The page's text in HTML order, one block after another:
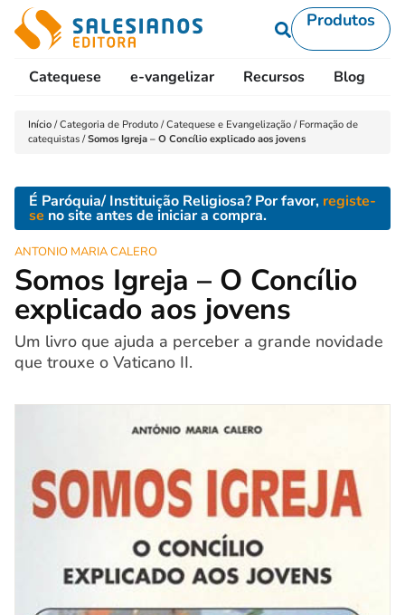
Produtos
Catequese e-vangelizar Recursos Blog
Início /Categoria de Produto /Catequese e Evangelização / Formação de
catequistas /Somos Igreja – O Concílio explicado aos jovens
É Paróquia/ Instituição Religiosa? Por favor, registe-
se no site antes de iniciar a compra.
ANTONIO MARIA CALERO
Somos Igreja – O Concílio
explicado aos jovens
Um livro que ajuda a perceber a grande novidade
que trouxe o Vaticano II.